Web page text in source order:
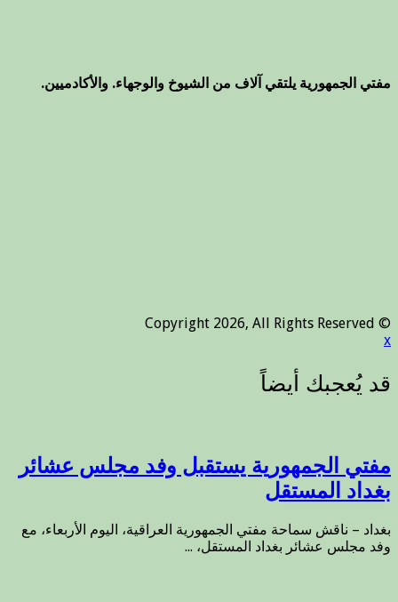
مفتي الجمهورية يلتقي آلاف من الشيوخ والوجهاء. والأكادميين.
© Copyright 2026, All Rights Reserved
x
مفتي الجمهورية يستقبل وفد مجلس عشائر
بغداد المستقل
بغداد – ناقش سماحة مفتي الجمهورية العراقية، اليوم الأربعاء، مع
وفد مجلس عشائر بغداد المستقل، ...